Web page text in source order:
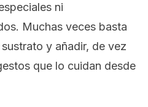
ni
Muchas veces basta
y añadir, de vez
que lo cuidan desde